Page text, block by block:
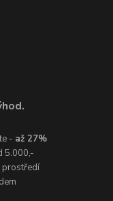
- až 27%
5.000,-
prostředí